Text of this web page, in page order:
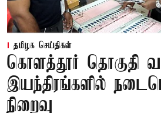
தமிழக செய்திகள்
கொளத்தூர் தொகுதி
இயந்திரங்களில்
நிறைவு